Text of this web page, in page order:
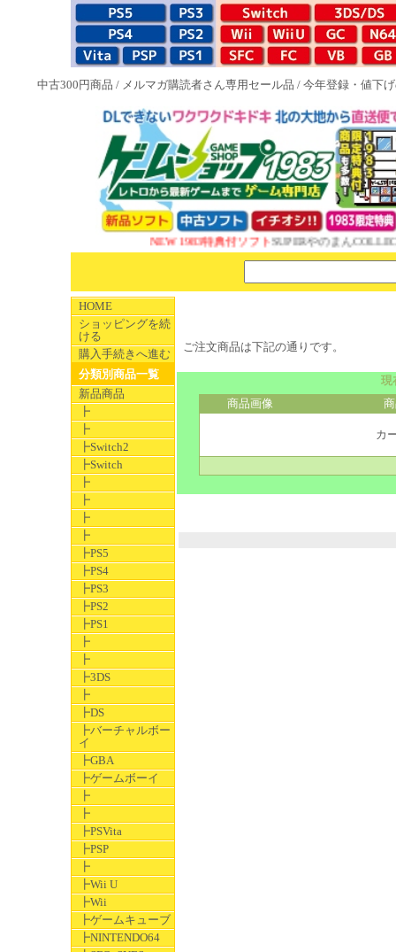
中古300円商品 / メルマガ購読者さん専用セール品 / 今年登録・値下
NEW 1983特典付ソフトSUPERやのまん
HOME
ショッピングを続
ける
購入手続きへ進む
分類別商品一覧
新品商品
┣
┣
┣Switch2
┣Switch
┣
┣
┣
┣
┣PS5
┣PS4
┣PS3
┣PS2
┣PS1
┣
┣
┣3DS
┣
┣DS
┣バーチャルボー
イ
┣GBA
┣ゲームボーイ
┣
┣
┣PSVita
┣PSP
┣
┣Wii U
┣Wii
┣ゲームキューブ
┣NINTENDO64
ご注文商品は下記の通りです。
現
商品画像
カ